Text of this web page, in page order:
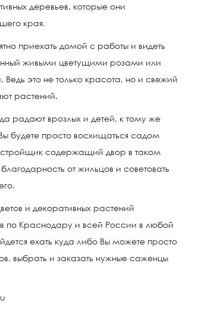
деревьев, которые они
края.
приехать домой с работы и видеть
живыми цветущими розами или
это не только красота, но и свежий
растений.
радают врозлых и детей, к тому же
будете просто восхищаться садом
содержащий двор в таком
от жильцов и советовать
и декоративных растений
по Краснодару и всей России в любой
ехать куда либо Вы можете просто
выбрать и заказать нужные саженцы